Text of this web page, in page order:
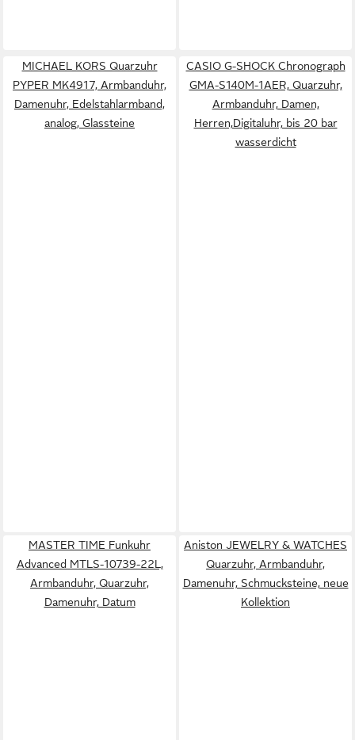
MICHAEL KORS Quarzuhr
PYPER MK4917, Armbanduhr,
Damenuhr, Edelstahlarmband,
analog, Glassteine
CASIO G-SHOCK Chronograph
GMA-S140M-1AER, Quarzuhr,
Armbanduhr, Damen,
Herren,Digitaluhr, bis 20 bar
wasserdicht
MASTER TIME Funkuhr
Advanced MTLS-10739-22L,
Armbanduhr, Quarzuhr,
Damenuhr, Datum
Aniston JEWELRY & WATCHES
Quarzuhr, Armbanduhr,
Damenuhr, Schmucksteine, neue
Kollektion